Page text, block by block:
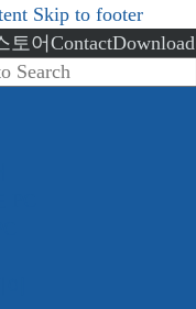
Skip to footer
토어 ContactDownload